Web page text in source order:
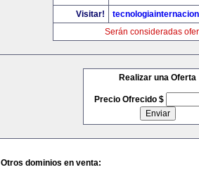
Visitar!
Serán consideradas
Realizar una Oferta
Precio Ofrecido $
Otros dominios en venta: